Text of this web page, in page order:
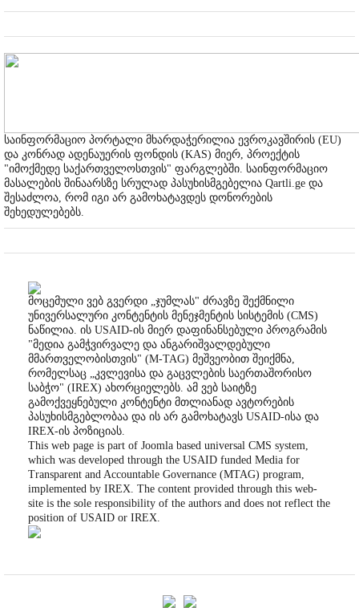
საინფორმაციო პორტალი მხარდაჭერილია ევროკავშირის (EU)
და კონრად ადენაუერის ფონდის (KAS) მიერ, პროექტის
"იმოქმედე საქართველოსთვის" ფარგლებში. საინფორმაციო
მასალების შინაარსზე სრულად პასუხისმგებელია Qartli.ge და
შესაძლოა, რომ იგი არ გამოხატავდეს დონორების
შეხედულებებს.
მოცემული ვებ გვერდი „ჯუმლას" ძრავზე შექმნილი
უნივერსალური კონტენტის მენეჯმენტის სისტემის (CMS)
ნაწილია. ის USAID-ის მიერ დაფინანსებული პროგრამის
"მედია გამჭვირვალე და ანგარიშვალდებული
მმართველობისთვის" (M-TAG) მეშვეობით შეიქმნა,
რომელსაც „კვლევისა და გაცვლების საერთაშორისო
საბჭო" (IREX) ახორციელებს. ამ ვებ საიტზე
გამოქვეყნებული კონტენტი მთლიანად ავტორების
პასუხისმგებლობაა და ის არ გამოხატავს USAID-ისა და
IREX-ის პოზიციას.
This web page is part of Joomla based universal CMS system,
which was developed through the USAID funded Media for
Transparent and Accountable Governance (MTAG) program,
implemented by IREX. The content provided through this web-
site is the sole responsibility of the authors and does not reflect the
position of USAID or IREX.